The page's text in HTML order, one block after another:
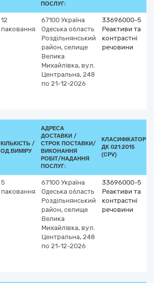
ПОСЛУГ:
12
паковання
67100 Україна
Одеська область
Роздільнянський
район, селище
Велика
Михайлівка, вул.
Центральна, 248
по 21-12-2026
33696000-5
Реактиви та
контрастні
речовини
КІЛЬКІСТЬ /
ОД.ВИМІРУ
АДРЕСА
ДОСТАВКИ /
СТРОК ПОСТАВКИ/
ВИКОНАННЯ
РОБІТ/НАДАННЯ
ПОСЛУГ:
КЛАСИФІКАТОР
ДК 021:2015
(CPV)
5
паковання
67100 Україна
Одеська область
Роздільнянський
район, селище
Велика
Михайлівка, вул.
Центральна, 248
по 21-12-2026
33696000-5
Реактиви та
контрастні
речовини